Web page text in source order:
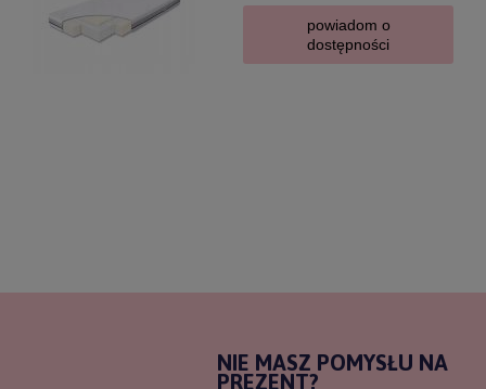
powiadom o
dostępności
NIE MASZ POMYSŁU NA
PREZENT?